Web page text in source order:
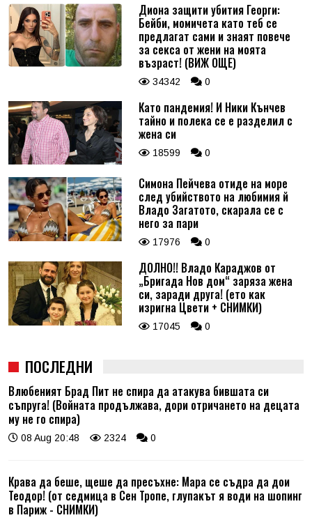
Диона защити убития Георги:
Бейби, момичета като теб се
предлагат сами и знаят повече
за секса от жени на моята
възраст! (ВИЖ ОЩЕ)
34342 0
Като пандемия! И Ники Кънчев
тайно и полека се е разделил с
жена си
18599 0
Симона Пейчева отиде на море
след убийството на любимия й
Владо Загатото, скарала се с
него за пари
17976 0
ДОЛНО!! Владо Караджов от
„Бригада Нов дом“ заряза жена
си, заради друга! (ето как
изригна Цвети + СНИМКИ)
17045 0
ПОСЛЕДНИ
Влюбеният Брад Пит не спира да атакува бившата си
съпруга! (Войната продължава, дори отричането на децата
му не го спира)
08 Aug 20:48 2324 0
Крава да беше, щеше да пресъхне: Мара се съдра да дои
Теодор! (от седмица в Сен Тропе, глупакът я води на шопинг
в Париж - СНИМКИ)